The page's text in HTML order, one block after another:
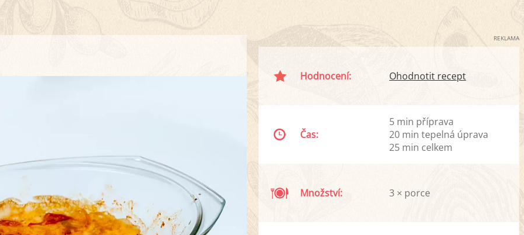
REKLAMA
Hodnocení: Ohodnotit recept
Čas:
5 min příprava
20 min tepelná úprava
25 min celkem
Množství: 3 × porce